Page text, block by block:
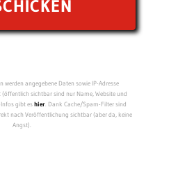
werden angegebene Daten sowie IP-Adresse
(öffentlich sichtbar sind nur Name, Website und
gibt eshier. Dank Cache/Spam-Filter sind
nach Veröffentlichung sichtbar (aber da, keine
Angst).